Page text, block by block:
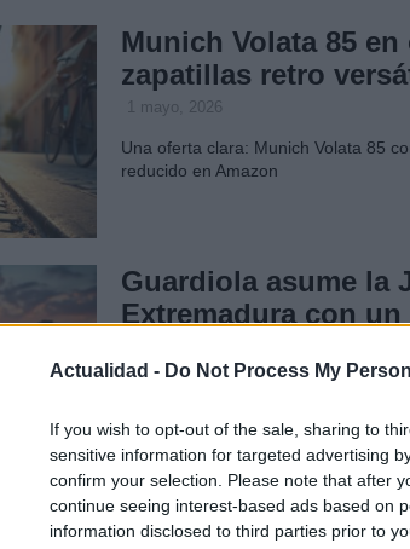
Actualidad - Do Not Process My
If you wish to opt-out of the sale, sharing to
sensitive information for targeted advertising
confirm your selection. Please note that after
continue seeing interest-based ads based on
information disclosed to third parties prior to
Munich Volata 85 en
zapatillas retro
1 mayo, 2026
Una oferta clara: Munich Volata 85
reducido en Amazon
Guardiola asume la
Extremadura con
24 abril, 2026
María Guardiola prometió en su toma
derechos y los servicios públicos no
políticas y apeló al diálogo y la
María Guardiola